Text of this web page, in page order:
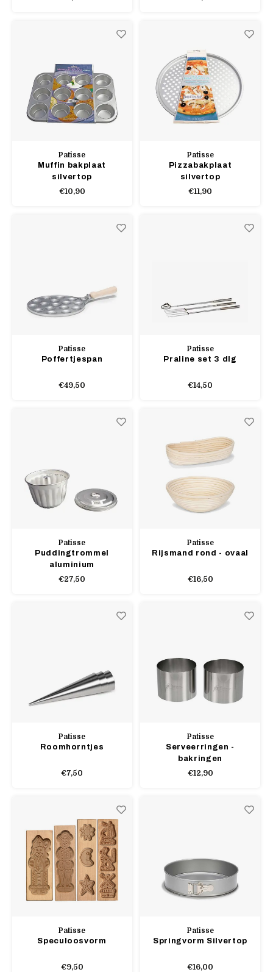
Patisse
Muffin bakplaat
silvertop
€10,90
Patisse
Pizzabakplaat
silvertop
€11,90
Patisse
Poffertjespan
€49,50
Patisse
Praline set 3 dlg
€14,50
Patisse
Puddingtrommel
aluminium
€27,50
Patisse
Rijsmand rond - ovaal
€16,50
Patisse
Roomhorntjes
€7,50
Patisse
Serveerringen -
bakringen
€12,90
Patisse
Speculoosvorm
€9,50
Patisse
Springvorm Silvertop
€16,00